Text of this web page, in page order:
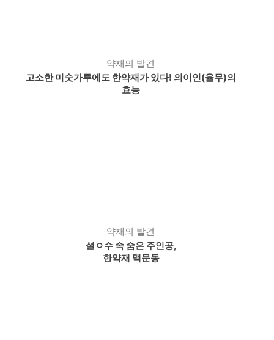
약재의 발견
고소한 미숫가루에도 한약재가 있다! 의이인(율무)의
효능
약재의 발견
설ㅇ수 속 숨은 주인공,
한약재 맥문동